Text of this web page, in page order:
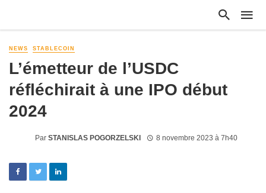
NEWS STABLECOIN
L’émetteur de l’USDC
réfléchirait à une IPO début
2024
Par STANISLAS POGORZELSKI 8 novembre 2023 à 7h40